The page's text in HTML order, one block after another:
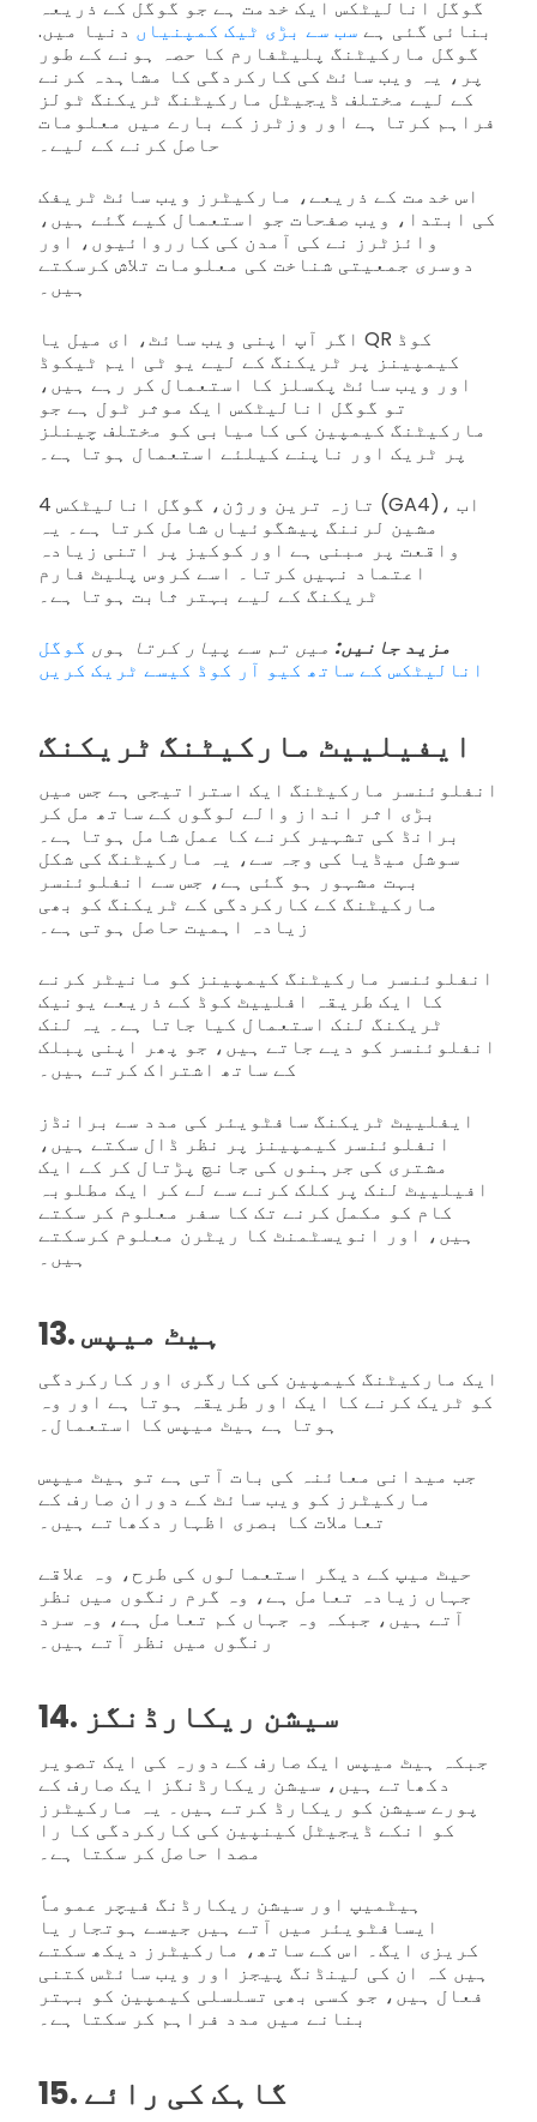
گوگل انالیٹکس ایک خدمت ہے جو گوگل کے ذریعہ
بنائی گئی ہے سب سے بڑی ٹیک کمپنیاں دنیا میں.
گوگل مارکیٹنگ پلیٹفارم کا حصہ ہونے کے طور
پر، یہ ویب سائٹ کی کارکردگی کا مشاہدہ کرنے
کے لیے مختلف ڈیجیٹل مارکیٹنگ ٹریکنگ ٹولز
فراہم کرتا ہے اور وزٹرز کے بارے میں معلومات
حاصل کرنے کے لیے۔
اس خدمت کے ذریعے، مارکیٹرز ویب سائٹ ٹریفک
کی ابتدا، ویب صفحات جو استعمال کیے گئے ہیں،
وائزٹرز نے کی آمدن کی کارروائیوں، اور
دوسری جمعیتی شناخت کی معلومات تلاش کرسکتے
ہیں۔
اگر آپ اپنی ویب سائٹ، ای میل یا QR کوڈ
کیمپینز پر ٹریکنگ کے لیے یو ٹی ایم ٹیکوڈ
اور ویب سائٹ پکسلز کا استعمال کر رہے ہیں،
تو گوگل انالیٹکس ایک موثر ٹول ہے جو
مارکیٹنگ کیمپین کی کامیابی کو مختلف چینلز
پر ٹریک اور ناپنے کیلئے استعمال ہوتا ہے۔
تازہ ترین ورژن، گوگل انالیٹکس 4 (GA4)، اب
مشین لرننگ پیشگوئیاں شامل کرتا ہے۔ یہ
واقعت پر مبنی ہے اور کوکیز پر اتنی زیادہ
اعتماد نہیں کرتا۔ اسے کروس پلیٹ فارم
ٹریکنگ کے لیے بہتر ثابت ہوتا ہے۔
مزید جانیں: میں تم سے پیار کرتا ہوں گوگل
انالیٹکس کے ساتھ کیو آر کوڈ کیسے ٹریک کریں
ایفیلییٹ مارکیٹنگ ٹریکنگ
انفلوئنسر مارکیٹنگ ایک استراتیجی ہے جس میں
بڑی اثر انداز والے لوگوں کے ساتھ مل کر
برانڈ کی تشہیر کرنے کا عمل شامل ہوتا ہے۔
سوشل میڈیا کی وجہ سے، یہ مارکیٹنگ کی شکل
بہت مشہور ہو گئی ہے، جس سے انفلوئنسر
مارکیٹنگ کے کارکردگی کے ٹریکنگ کو بھی
زیادہ اہمیت حاصل ہوتی ہے۔
انفلوئنسر مارکیٹنگ کیمپینز کو مانیٹر کرنے
کا ایک طریقہ افلییٹ کوڈ کے ذریعے یونیک
ٹریکنگ لنک استعمال کیا جاتا ہے۔ یہ لنک
انفلوئنسر کو دیے جاتے ہیں، جو پھر اپنی پبلک
کے ساتھ اشتراک کرتے ہیں۔
ایفلییٹ ٹریکنگ سافٹویئر کی مدد سے برانڈز
انفلوئنسر کیمپینز پر نظر ڈال سکتے ہیں،
مشتری کی جرہنوں کی جانچ پڑتال کر کے ایک
افیلییٹ لنک پر کلک کرنے سے لے کر ایک مطلوبہ
کام کو مکمل کرنے تک کا سفر معلوم کر سکتے
ہیں، اور انویسٹمنٹ کا ریٹرن معلوم کرسکتے
ہیں۔
13. ہیٹ میپس
ایک مارکیٹنگ کیمپین کی کارگری اور کارکردگی
کو ٹریک کرنے کا ایک اور طریقہ ہوتا ہے اور وہ
ہوتا ہے ہیٹ میپس کا استعمال۔
جب میدانی معائنہ کی بات آتی ہے تو ہیٹ میپس
مارکیٹرز کو ویب سائٹ کے دوران صارف کے
تعاملات کا بصری اظہار دکھاتے ہیں۔
حیٹ میپ کے دیگر استعمالوں کی طرح، وہ علاقے
جہاں زیادہ تعامل ہے، وہ گرم رنگوں میں نظر
آتے ہیں، جبکہ وہ جہاں کم تعامل ہے، وہ سرد
رنگوں میں نظر آتے ہیں۔
14. سیشن ریکارڈنگز
جبکہ ہیٹ میپس ایک صارف کے دورہ کی ایک تصویر
دکھاتے ہیں، سیشن ریکارڈنگز ایک صارف کے
پورے سیشن کو ریکارڈ کرتے ہیں۔ یہ مارکیٹرز
کو انکے ڈیجیٹل کینپین کی کارکردگی کا را
مصدا حاصل کر سکتا ہے۔
ہیٹمیپ اور سیشن ریکارڈنگ فیچر عموماً
ایسافٹویئر میں آتے ہیں جیسے ہوتجار یا
کریزی ایگ۔ اس کے ساتھ، مارکیٹرز دیکھ سکتے
ہیں کہ ان کی لینڈنگ پیجز اور ویب سائٹس کتنی
فعال ہیں، جو کسی بھی تسلسلی کیمپین کو بہتر
بنانے میں مدد فراہم کر سکتا ہے۔
15. گاہک کی رائے